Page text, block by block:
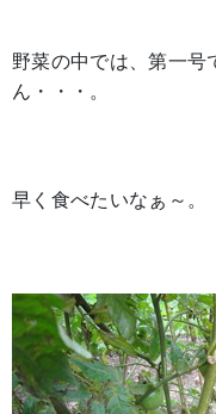
野菜の中では、第一号
ん・・・。
早く食べたいなぁ～。